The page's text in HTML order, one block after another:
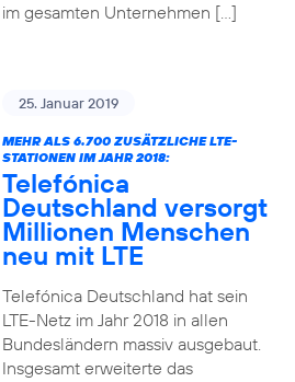
im gesamten Unternehmen […]
25. Januar 2019
MEHR ALS 6.700 ZUSÄTZLICHE LTE-
STATIONEN IM JAHR 2018:
Telefónica
Deutschland versorgt
Millionen Menschen
neu mit LTE
Telefónica Deutschland hat sein
LTE-Netz im Jahr 2018 in allen
Bundesländern massiv ausgebaut.
Insgesamt erweiterte das